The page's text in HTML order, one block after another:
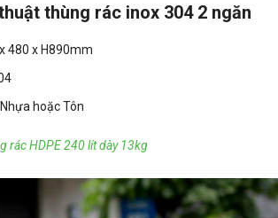
thùng rác inox 304 2 ngăn
480 x H890mm
hoặc Tôn
rác HDPE 240 lít dày 13kg